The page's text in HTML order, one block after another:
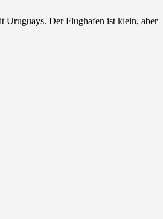
Uruguays. Der Flughafen ist klein, aber